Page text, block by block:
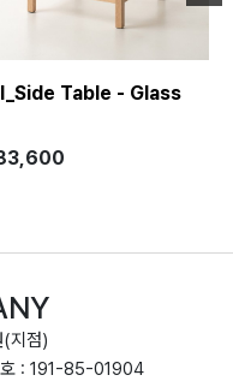
Table - Glass
(지점)
호 : 191-85-01904